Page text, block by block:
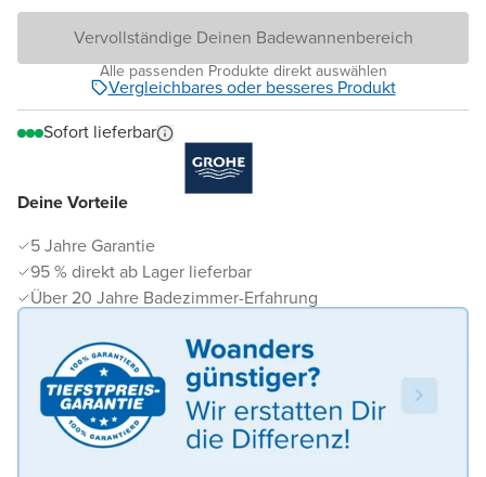
Deine Vorteile
5 Jahre Garantie
95 % direkt ab Lager lieferbar
Über 20 Jahre Badezimmer-Erfahrung
Vervollständige Deinen Badewannenbereich
Alle passenden Produkte direkt auswählen
Vergleichbares oder besseres Produkt
Sofort lieferbar